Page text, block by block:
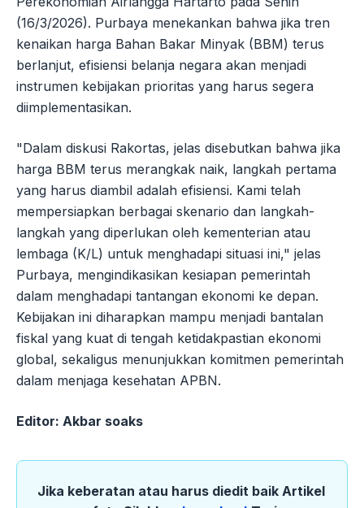
(16/3/2026). Purbaya menekankan bahwa jika tren
kenaikan harga Bahan Bakar Minyak (BBM) terus
berlanjut, efisiensi belanja negara akan menjadi
instrumen kebijakan prioritas yang harus segera
diimplementasikan.
"Dalam diskusi Rakortas, jelas disebutkan bahwa jika
harga BBM terus merangkak naik, langkah pertama
yang harus diambil adalah efisiensi. Kami telah
mempersiapkan berbagai skenario dan langkah-
langkah yang diperlukan oleh kementerian atau
lembaga (K/L) untuk menghadapi situasi ini," jelas
Purbaya, mengindikasikan kesiapan pemerintah
dalam menghadapi tantangan ekonomi ke depan.
Kebijakan ini diharapkan mampu menjadi bantalan
fiskal yang kuat di tengah ketidakpastian ekonomi
global, sekaligus menunjukkan komitmen pemerintah
dalam menjaga kesehatan APBN.
Editor: Akbar soaks
Jika keberatan atau harus diedit baik Artikel